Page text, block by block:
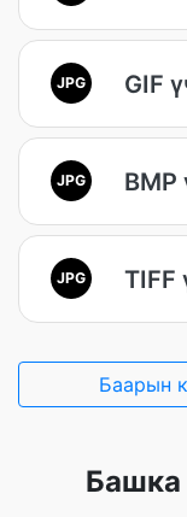
JPG GIF
JPG BMP
JPG TIFF
Баарын
Башка